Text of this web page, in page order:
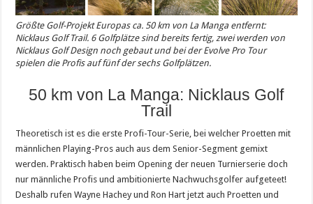
Größte Golf-Projekt Europas ca. 50 km von La Manga entfernt:
Nicklaus Golf Trail. 6 Golfplätze sind bereits fertig, zwei werden von
Nicklaus Golf Design noch gebaut und bei der Evolve Pro Tour
spielen die Profis auf fünf der sechs Golfplätzen.
50 km von La Manga: Nicklaus Golf
Trail
Theoretisch ist es die erste Profi-Tour-Serie, bei welcher Proetten mit
männlichen Playing-Pros auch aus dem Senior-Segment gemixt
werden. Praktisch haben beim Opening der neuen Turnierserie doch
nur männliche Profis und ambitionierte Nachwuchsgolfer aufgeteet!
Deshalb rufen Wayne Hachey und Ron Hart jetzt auch Proetten und